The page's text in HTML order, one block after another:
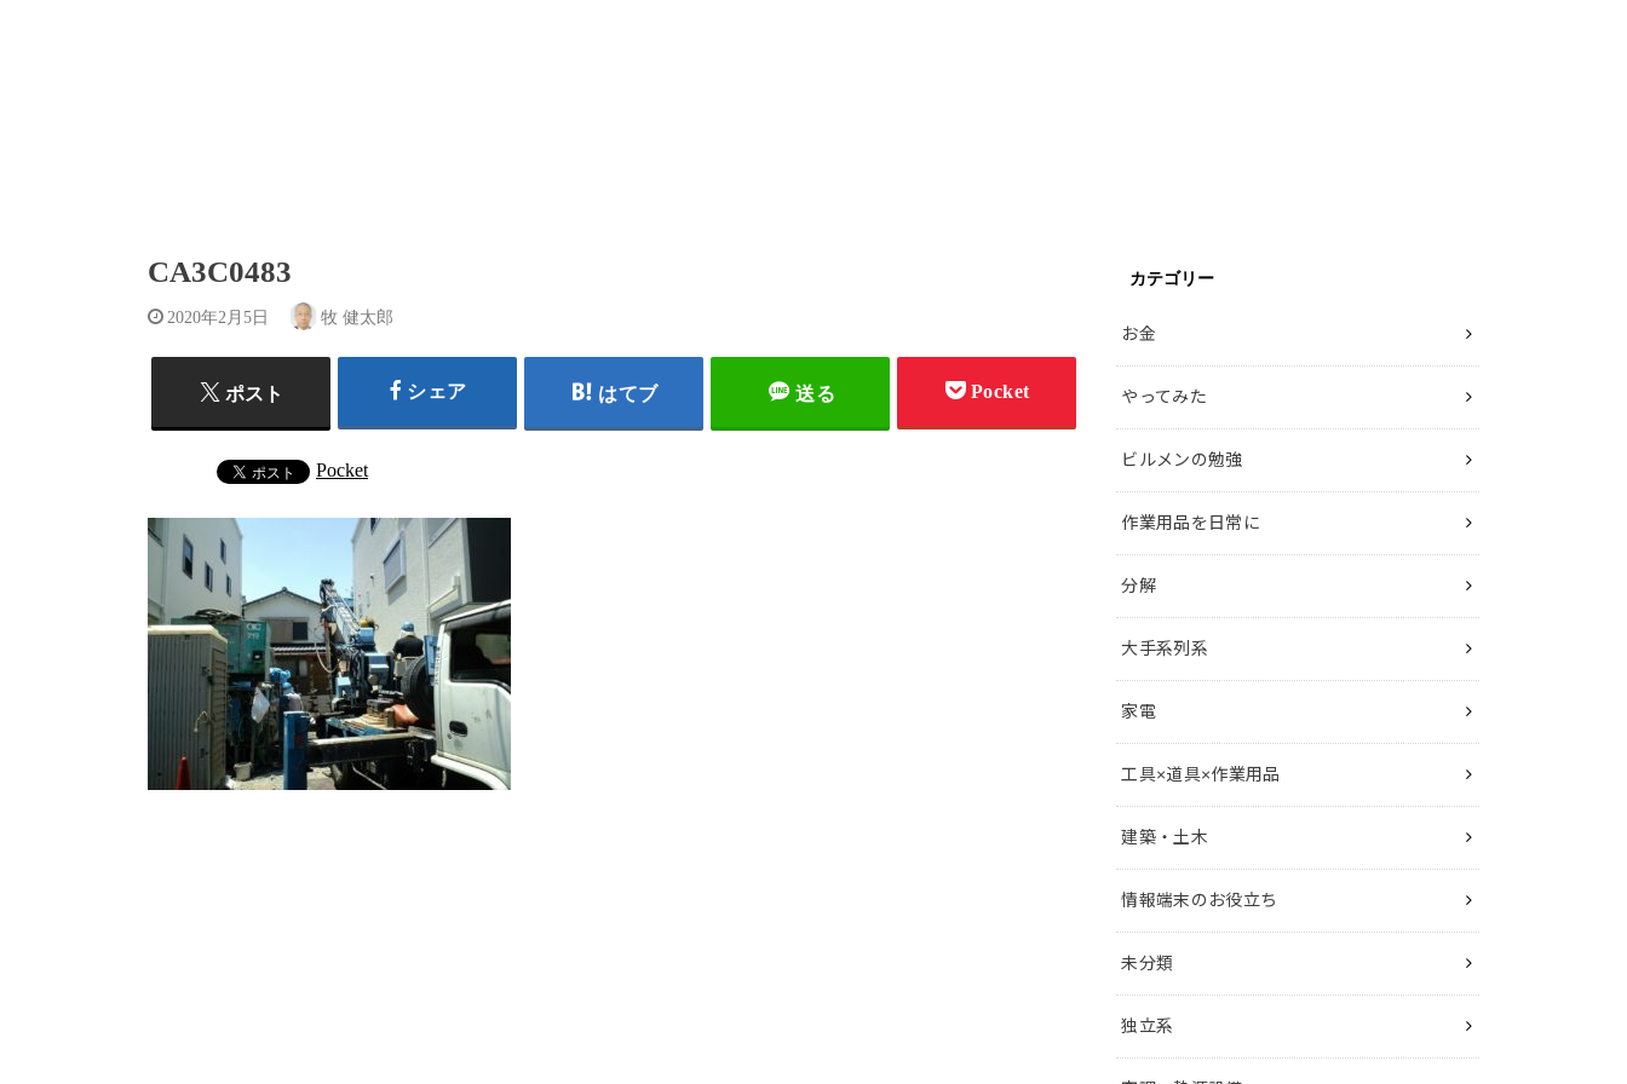
CA3C0483
2020年2月5日 牧 健太郎
ポスト シェア はてブ 送る Pocket
Pocket
カテゴリー
お金
やってみた
ビルメンの勉強
作業用品を日常に
分解
大手系列系
家電
工具×道具×作業用品
建築・土木
情報端末のお役立ち
未分類
独立系